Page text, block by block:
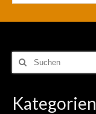
Suchen
nach:
Kategorien